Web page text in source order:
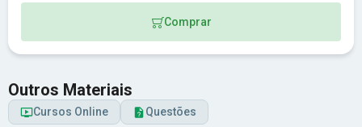
Comprar
Outros Materiais
Cursos Online Questões